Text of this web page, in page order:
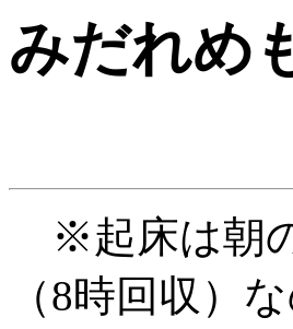
みだれめ
※起床は朝
（8時回収）